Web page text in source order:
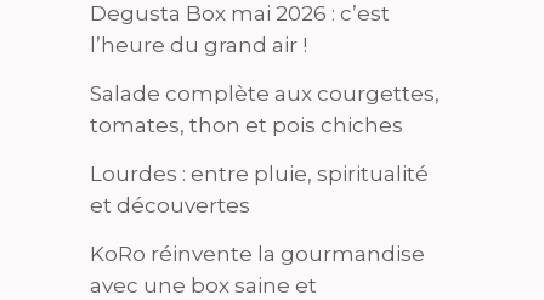
Degusta Box mai 2026 : c’est
l’heure du grand air !
Salade complète aux courgettes,
tomates, thon et pois chiches
Lourdes : entre pluie, spiritualité
et découvertes
KoRo réinvente la gourmandise
avec une box saine et